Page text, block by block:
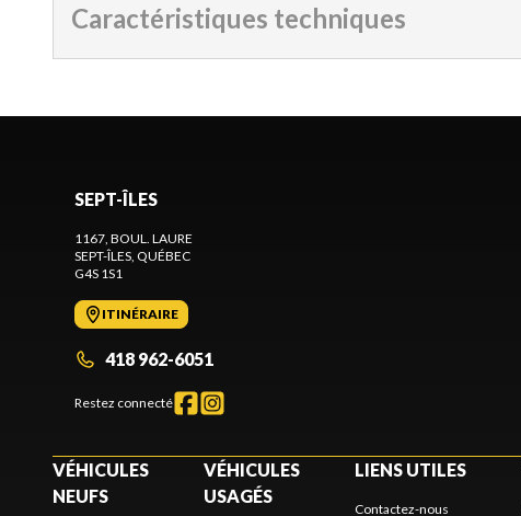
Caractéristiques techniques
SEPT-ÎLES
1167, BOUL. LAURE
SEPT-ÎLES, QUÉBEC
G4S 1S1
ITINÉRAIRE
418 962-6051
Restez connecté
VÉHICULES
NEUFS
VÉHICULES
USAGÉS
LIENS UTILES
Contactez-nous